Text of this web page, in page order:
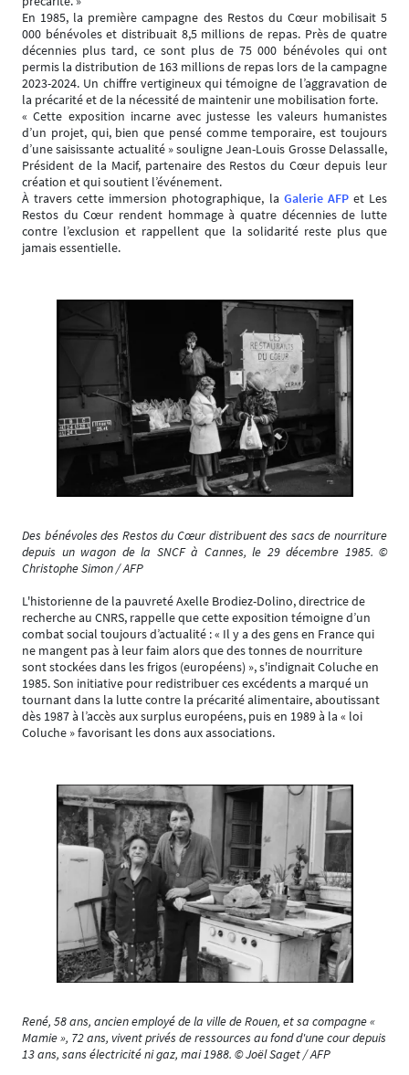
En 1985, la première campagne des Restos du Cœur mobilisait 5
000 bénévoles et distribuait 8,5 millions de repas. Près de quatre
décennies plus tard, ce sont plus de 75 000 bénévoles qui ont
permis la distribution de 163 millions de repas lors de la campagne
2023-2024. Un chiffre vertigineux qui témoigne de l’aggravation de
la précarité et de la nécessité de maintenir une mobilisation forte.
« Cette exposition incarne avec justesse les valeurs humanistes
d’un projet, qui, bien que pensé comme temporaire, est toujours
d’une saisissante actualité » souligne Jean-Louis Grosse Delassalle,
Président de la Macif, partenaire des Restos du Cœur depuis leur
création et qui soutient l’événement.
À travers cette immersion photographique, la Galerie AFPet Les
Restos du Cœur rendent hommage à quatre décennies de lutte
contre l’exclusion et rappellent que la solidarité reste plus que
jamais essentielle.
Des bénévoles des Restos du Cœur distribuent des sacs de nourriture
depuis un wagon de la SNCF à Cannes, le 29 décembre 1985. ©
Christophe Simon / AFP
L'historienne de la pauvreté Axelle Brodiez-Dolino, directrice de
recherche au CNRS, rappelle que cette exposition témoigne d’un
combat social toujours d’actualité : « Il y a des gens en France qui
ne mangent pas à leur faim alors que des tonnes de nourriture
sont stockées dans les frigos (européens) », s'indignait Coluche en
1985. Son initiative pour redistribuer ces excédents a marqué un
tournant dans la lutte contre la précarité alimentaire, aboutissant
dès 1987 à l’accès aux surplus européens, puis en 1989 à la « loi
Coluche » favorisant les dons aux associations.
René, 58 ans, ancien employé de la ville de Rouen, et sa compagne «
Mamie », 72 ans, vivent privés de ressources au fond d'une cour depuis
13 ans, sans électricité ni gaz, mai 1988. © Joël Saget / AFP